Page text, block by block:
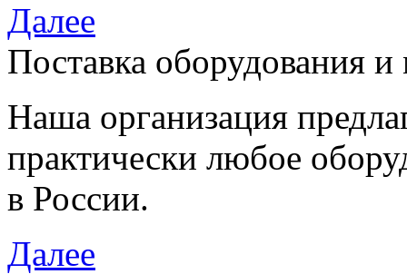
Далее
Поставка оборудования и
Наша организация
практически любое
в России.
Далее